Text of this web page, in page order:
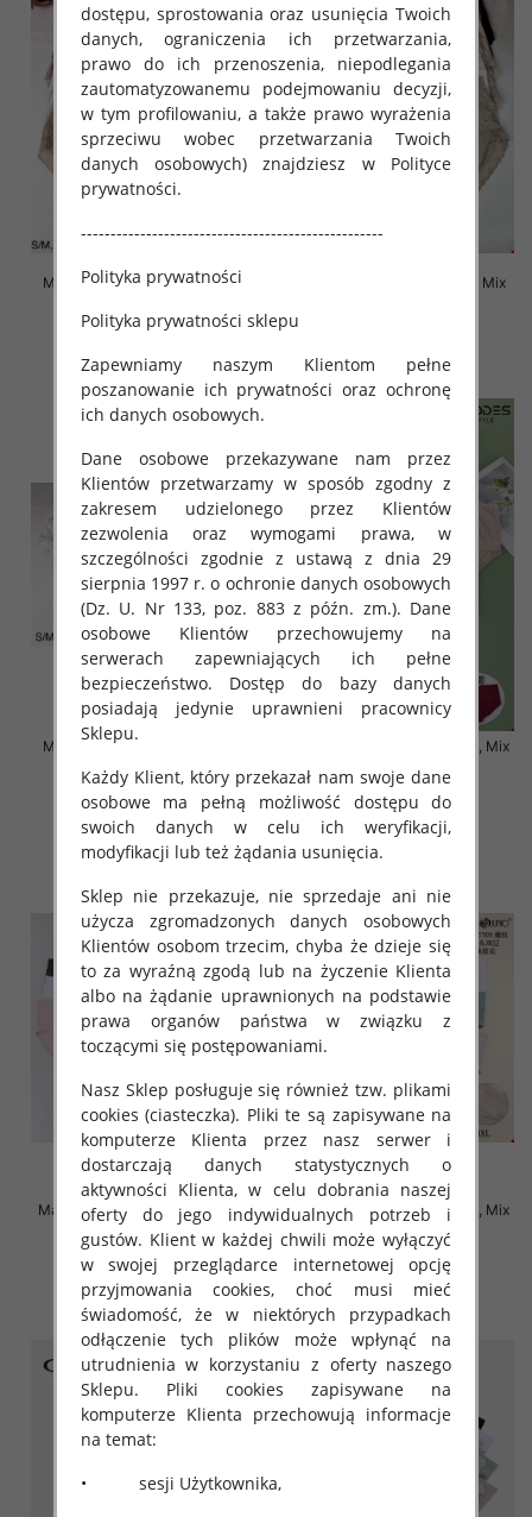
Majtki damskie Roz S-2XL, Mix
4.80 zł
szczegóły
Majtki damskie Roz S-2XL, Mix
szczegóły
Majtki damskie Roz S-2XL, Mix
4.50 zł
szczegóły
Majtki damskie Roz XL-4XL, Mix
6.50 zł
szczegóły
Majtki damskie Roz XL-4XL, Mix
kolor Paczka 24 szt
4.80 zł
szczegóły
Majtki damskie Roz XL-4XL, Mix
kolor Paczka 24 szt
4.70 zł
szczegóły
dostępu, sprostowania oraz usunięcia Twoich
danych, ograniczenia ich przetwarzania,
prawo do ich przenoszenia, niepodlegania
zautomatyzowanemu podejmowaniu decyzji,
w tym profilowaniu, a także prawo wyrażenia
sprzeciwu wobec przetwarzania Twoich
danych osobowych) znajdziesz w Polityce
prywatności.
---------------------------------------------------
Polityka prywatności
Polityka prywatności sklepu
Zapewniamy naszym Klientom pełne
poszanowanie ich prywatności oraz ochronę
ich danych osobowych.
Dane osobowe przekazywane nam przez
Klientów przetwarzamy w sposób zgodny z
zakresem udzielonego przez Klientów
zezwolenia oraz wymogami prawa, w
szczególności zgodnie z ustawą z dnia 29
sierpnia 1997 r. o ochronie danych osobowych
(Dz. U. Nr 133, poz. 883 z późn. zm.). Dane
osobowe Klientów przechowujemy na
serwerach zapewniających ich pełne
bezpieczeństwo. Dostęp do bazy danych
posiadają jedynie uprawnieni pracownicy
Sklepu.
Każdy Klient, który przekazał nam swoje dane
osobowe ma pełną możliwość dostępu do
swoich danych w celu ich weryfikacji,
modyfikacji lub też żądania usunięcia.
Sklep nie przekazuje, nie sprzedaje ani nie
użycza zgromadzonych danych osobowych
Klientów osobom trzecim, chyba że dzieje się
to za wyraźną zgodą lub na życzenie Klienta
albo na żądanie uprawnionych na podstawie
prawa organów państwa w związku z
toczącymi się postępowaniami.
Nasz Sklep posługuje się również tzw. plikami
cookies (ciasteczka). Pliki te są zapisywane na
komputerze Klienta przez nasz serwer i
dostarczają danych statystycznych o
aktywności Klienta, w celu dobrania naszej
oferty do jego indywidualnych potrzeb i
gustów. Klient w każdej chwili może wyłączyć
w swojej przeglądarce internetowej opcję
przyjmowania cookies, choć musi mieć
świadomość, że w niektórych przypadkach
odłączenie tych plików może wpłynąć na
utrudnienia w korzystaniu z oferty naszego
Sklepu. Pliki cookies zapisywane na
komputerze Klienta przechowują informacje
na temat:
• sesji Użytkownika,